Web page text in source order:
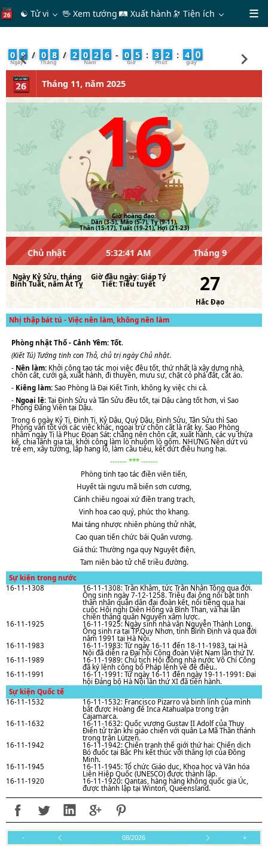
☯ Tử vi 🖖 Xem tướng 🛤 Xuất hành 🔭Tiện ích
0 9 / 0 8 / 2 0 2 6 - 0 5 : 3 2 : 4 1
Tháng 11, năm 2025
16
Giờ hoàng đạo:
Dần (3-5), Mão (5-7), Tỵ (9-11),
Thân (15-17), Tuất (19-21), Hợi (21-23)
Chủ nhật 5:32:41 AM Tháng 9
Ngày Kỷ Sửu , tháng
Bính Tuất , nămẤt Tỵ
Giờ đầu ngày: Giáp Tý
Tiết: Tiểu tuyết 27
Hắc Đạo
Nhị thập bát tú - Việc nên làm, không nên làm
Phòng nhật Thố - Cảnh Yêm: Tốt.
(Kiết Tú) Tướng tinh con Thỏ, chủ trị ngày Chủ nhật.
- Nên làm: Khởi công tạo tác mọi việc đều tốt, thứ nhất là xây dựng nhà,
chôn cất, cưới gả, xuất hành, đi thuyền, mưu sự, chặt cỏ phá đất, cắt áo.
- Kiêng làm: Sao Phòng là Đại Kiết Tinh, không kỵ việc chi cả.
- Ngoại lệ: Tại Đinh Sửu và Tân Sửu đều tốt, tại Dậu càng tốt hơn, vì Sao
Phòng Đăng Viên tại Dậu.
Trong 6 ngày Kỷ Tị, Đinh Tị, Kỷ Dậu, Quý Dậu, Đinh Sửu, Tân Sửu thì Sao
Phòng vẫn tốt với các việc khác, ngoại trừ chôn cất là rất kỵ. Sao Phòng
nhằm ngày Tị là Phục Đoạn Sát: chẳng nên chôn cất, xuất hành, các vụ thừa
kế, chia lãnh gia tài, khởi công làm lò nhuộm lò gốm. NHƯNG Nên dứt vú
trẻ em, xây tường, lấp hang lỗ, làm cầu tiêu, kết dứt điều hung hại.
------- *** -------
Phòng tinh tạo tác điền viên tiến,
Huyết tài ngưu mã biến sơn cương,
Cánh chiêu ngoại xứ điền trang trạch,
Vinh hoa cao quý, phúc thọ khang.
Mai táng nhược nhiên phùng thử nhật,
Cao quan tiến chức bái Quân vương.
Giá thú: Thường nga quy Nguyệt điện,
Tam niên bào tử chế triều đường.
Sự kiện trong nước
16-11-1308
16-11-1308: Trần Khâm, tức Trần Nhân Tông qua đời.
Ông sinh ngày 7-12-1258. Triều đại ông nổi bật tinh
thần nhân quân dân đại đoàn kết, nổi tiếng qua hai
cuộc Hội nghị Diên Hồng và Bình Than, và hai lần
chiến thắng quân Nguyên xâm lược.
16-11-1925
16-11-1925: Ngày sinh nhà vǎn Nguyễn Thành Long.
Ông sinh ra tại TP.Quy Nhơn, tỉnh Bình Định và qua đời
nǎm 1991 tại Hà Nội.
16-11-1983
16-11-1983: Từ ngày 16-11 đến 18-11-1983, tại Hà
Nội đã diễn ra Đại hội Công đoàn Việt Nam lần thứ IV.
16-11-1989
16-11-1989: Chủ tịch Hội đồng nhà nước Võ Chí Công
đã ký lệnh công bố Pháp lệnh về đê điều..
16-11-1991
16-11-1991: Từ ngày 16-11 đến ngày 19-11-1991: Đại
hội Đảng bộ Hà Nội lần thứ XI đã tiến hành.
Sự kiện Quốc tế
16-11-1532
16-11-1532: Francisco Pizarro và binh lính của mình
bắt được Hoàng đế Inca Atahualpa trong trận
Cajamarca.
16-11-1632
16-11-1632: Quốc vương Gustav II Adolf của Thụy
Điển tử trận khi giáo chiến với quân La Mã Thần thánh
trong trận Lützen.
16-11-1942
16-11-1942: Chiến tranh thế giới thứ hai: Chiến dịch
Bó đuốc tại Bắc Phi kết thúc với thắng lợi của Đồng
Minh.
16-11-1945
16-11-1945: Tổ chức Giáo dục, Khoa học và Văn hóa
Liên Hiệp Quốc (UNESCO) được thành lập.
16-11-1920
16-11-1920: Qantas, hàng hàng không quốc gia Úc,
được thành lập tại Winton, Queensland.
- 08/2026 +